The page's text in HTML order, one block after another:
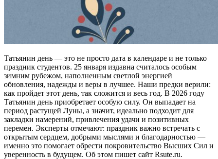
Татьянин день — это не просто дата в календаре и не только
праздник студентов. 25 января издавна считалось особым
зимним рубежом, наполненным светлой энергией
обновления, надежды и веры в лучшее. Наши предки верили:
как пройдет этот день, так сложится и весь год. В 2026 году
Татьянин день приобретает особую силу. Он выпадает на
период растущей Луны, а значит, идеально подходит для
закладки намерений, привлечения удачи и позитивных
перемен. Эксперты отмечают: праздник важно встречать с
открытым сердцем, добрыми мыслями и благодарностью —
именно это помогает обрести покровительство Высших Сил и
уверенность в будущем. Об этом пишет сайт Rsute.ru.